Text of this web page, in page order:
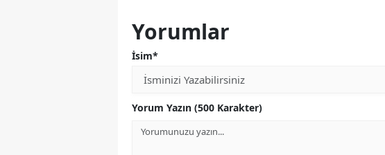
Yorumlar
İsim*
Yorum Yazın (500 Karakter)